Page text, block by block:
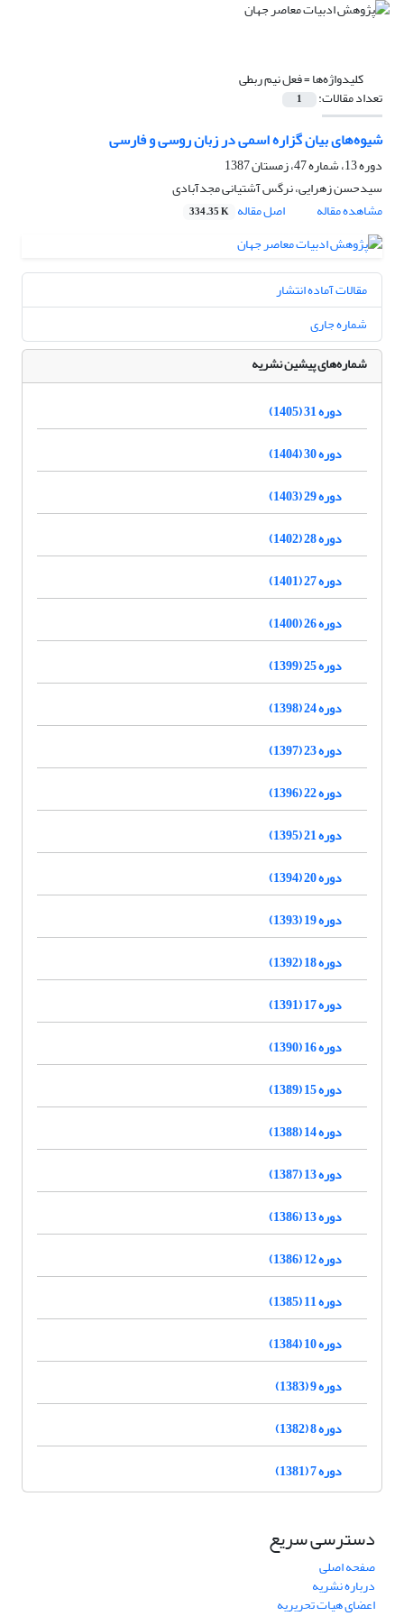
کلیدواژه‌ها =فعل نیم ربطی
تعداد مقالات: 1
شیوه‌های بیان گزاره اسمی در زبان روسی و فارسی
دوره 13، شماره 47، زمستان 1387
سیدحسن زهرایی، نرگس آشتیانی مجدآبادی
مشاهده مقاله
اصل مقاله 334.35 K
مقالات آماده انتشار
شماره جاری
شماره‌های پیشین نشریه
دوره 31 (1405)
دوره 30 (1404)
دوره 29 (1403)
دوره 28 (1402)
دوره 27 (1401)
دوره 26 (1400)
دوره 25 (1399)
دوره 24 (1398)
دوره 23 (1397)
دوره 22 (1396)
دوره 21 (1395)
دوره 20 (1394)
دوره 19 (1393)
دوره 18 (1392)
دوره 17 (1391)
دوره 16 (1390)
دوره 15 (1389)
دوره 14 (1388)
دوره 13 (1387)
دوره 13 (1386)
دوره 12 (1386)
دوره 11 (1385)
دوره 10 (1384)
دوره 9 (1383)
دوره 8 (1382)
دوره 7 (1381)
دسترسی سریع
صفحه اصلی
درباره نشریه
اعضای هیات تحریریه